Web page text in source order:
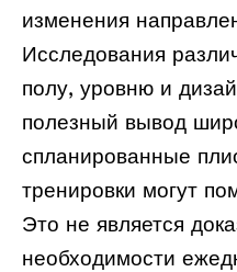
изменения
Исследования
полу, уровню и
полезный вывод
спланированные
тренировки могут
Это не является
необходимости